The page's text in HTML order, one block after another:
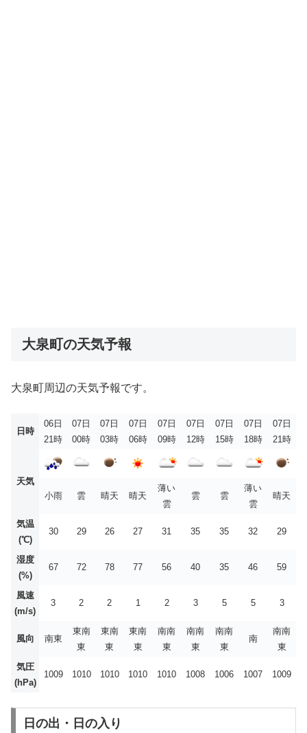
大泉町の天気予報
大泉町周辺の天気予報です。
日時
06日
21時
07日
00時
07日
03時
07日
06時
07日
09時
07日
12時
07日
15時
07日
18時
07日
21時
天気
小雨
雲 晴天 晴天
薄い
雲
雲 雲
薄い
雲
晴天
気温
(℃)
30 29 26 27 31 35 35 32 29
湿度
(%)
67 72 78 77 56 40 35 46 59
風速
(m/s)
3 2 2 1 2 3 5 5 3
風向 南東
東南
東
東南
東
東南
東
南南
東
南南
東
南南
東
南
南南
東
気圧
(hPa)
1009 1010 1010 1010 1010 1008 1006 1007 1009
日の出・日の入り